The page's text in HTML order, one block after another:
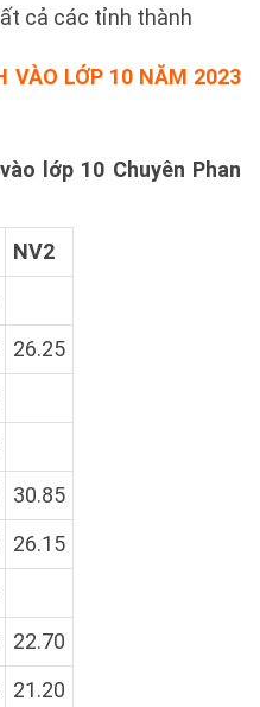
cả các tỉnh thành
VÀO LỚP 10 NĂM 2023
lớp 10 Chuyên Phan
NV2
26.25
30.85
26.15
22.70
21.20